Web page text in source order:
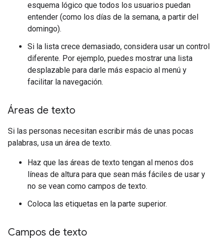
esquema lógico que todos los usuarios puedan
entender (como los días de la semana, a partir del
domingo).
Si la lista crece demasiado, considera usar un control
diferente. Por ejemplo, puedes mostrar una lista
desplazable para darle más espacio al menú y
facilitar la navegación.
Áreas de texto
Si las personas necesitan escribir más de unas pocas
palabras, usa un área de texto.
Haz que las áreas de texto tengan al menos dos
líneas de altura para que sean más fáciles de usar y
no se vean como campos de texto.
Coloca las etiquetas en la parte superior.
Campos de texto